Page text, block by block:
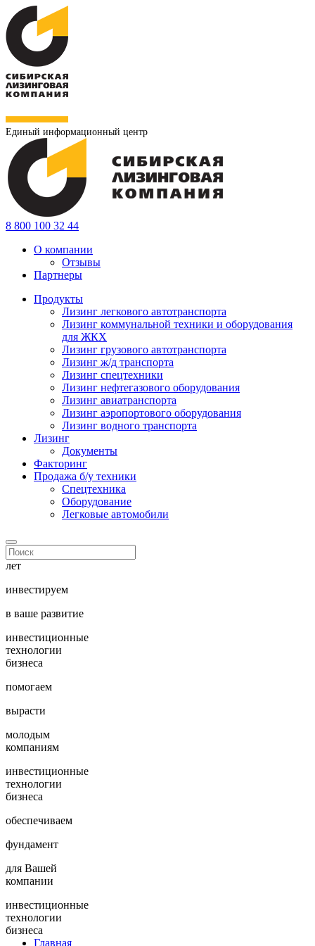
Единый информационный центр
8 800 100 32 44
О компании
Отзывы
Партнеры
Продукты
Лизинг легкового автотранспорта
Лизинг коммунальной техники и оборудования
для ЖКХ
Лизинг грузового автотранспорта
Лизинг ж/д транспорта
Лизинг спецтехники
Лизинг нефтегазового оборудования
Лизинг авиатранспорта
Лизинг аэропортового оборудования
Лизинг водного транспорта
Лизинг
Документы
Факторинг
Продажа б/у техники
Спецтехника
Оборудование
Легковые автомобили
лет
инвестируем
в ваше развитие
инвестиционные
технологии
бизнеса
помогаем
вырасти
молодым
компаниям
инвестиционные
технологии
бизнеса
обеспечиваем
фундамент
для Вашей
компании
инвестиционные
технологии
бизнеса
Главная